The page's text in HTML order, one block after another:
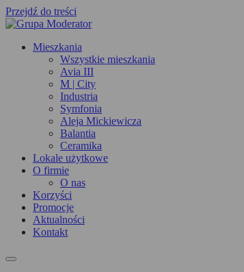
Przejdź do treści
Mieszkania
Wszystkie mieszkania
Avia III
M | City
Industria
Symfonia
Aleja Mickiewicza
Balantia
Ceramika
Lokale użytkowe
O firmie
O nas
Korzyści
Promocje
Aktualności
Kontakt